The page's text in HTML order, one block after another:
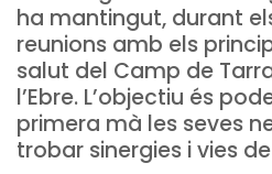
ha mantingut, durant
reunions amb els
salut del Camp de
l’Ebre. L’objectiu és
primera mà les seves
trobar sinergies i vies